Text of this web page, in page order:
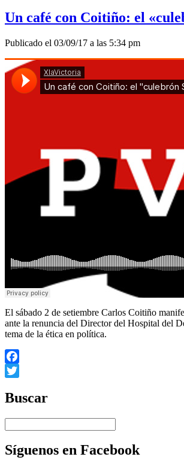
Un café con Coitiño: el
Publicado el 03/09/17 a las 5:34 pm
El sábado 2 de setiembre Carlos Coitiño
ante la renuncia del Director del Hospital del
tema de la ética en política.
Facebook
Buscar
Síguenos en Facebook